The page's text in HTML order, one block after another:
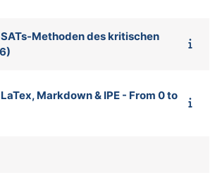
Methoden des kritischen
Markdown & IPE - From 0 to